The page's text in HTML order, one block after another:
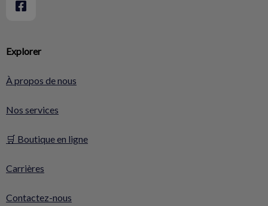
Explorer
À propos de nous
Nos services
🛒 Boutique en ligne
Carrières
Contactez-nous